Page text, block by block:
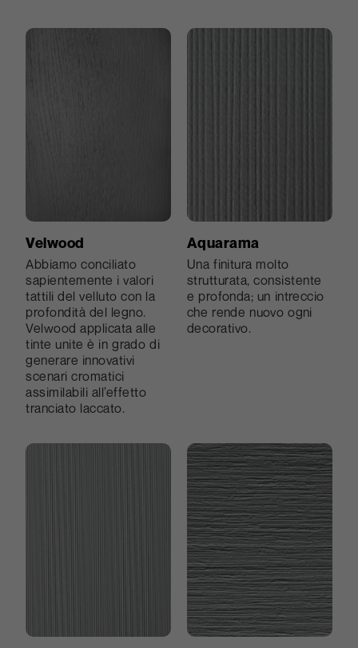
ormai caratterizza la
Nata negli anni Sessanta
al sesto tentativo di
ricerca, è opaca con un
grado di rugosità tale da
renderla particolarmente
gradevole al tatto e
molto pratica in ogni suo
utilizzo.
Velwood
Abbiamo conciliato
sapientemente i valori
tattili del velluto con la
profondità del legno.
Velwood applicata alle
tinte unite è in grado di
generare innovativi
scenari cromatici
assimilabili all’effetto
tranciato laccato.
Aquarama
Una finitura molto
strutturata, consistente
e profonda; un intreccio
che rende nuovo ogni
decorativo.